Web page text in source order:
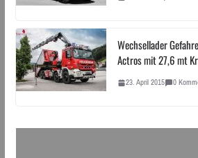
Wechsellader
Actros mit 27,6 mt
23. April 2015 0